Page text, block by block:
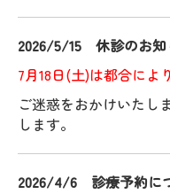
2026/5/15 休診のお知
7月18日(土)は都合によ
ご迷惑をおかけいたし
します。
2026/4/6 診療予約に